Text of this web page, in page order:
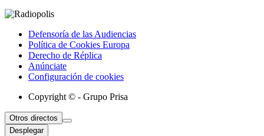
Defensoría de las Audiencias
Política de Cookies Europa
Derecho de Réplica
Anúnciate
Configuración de cookies
Copyright © - Grupo Prisa
Otros directos
Desplegar